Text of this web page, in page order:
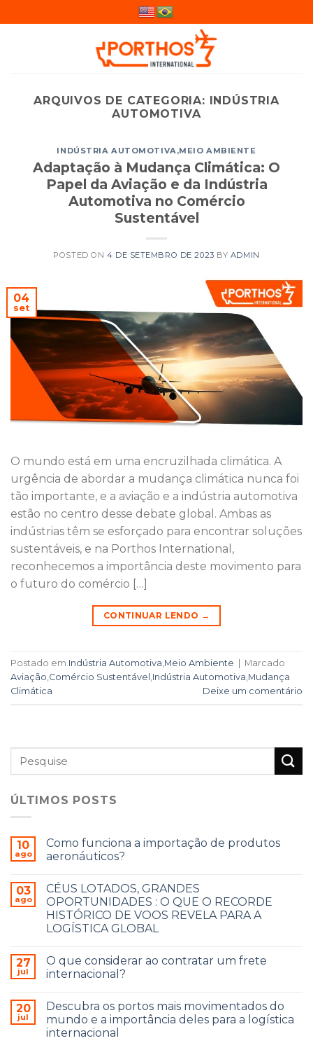
to
ARQUIVOS DE CATEGORIA: INDÚSTRIA
AUTOMOTIVA
INDÚSTRIA AUTOMOTIVA,MEIO AMBIENTE
Adaptação à Mudança Climática: O
Papel da Aviação e da Indústria
Automotiva no Comércio
Sustentável
POSTED ON 4 DE SETEMBRO DE 2023 BY ADMIN
04
set
O mundo está em uma encruzilhada climática. A
urgência de abordar a mudança climática nunca foi
tão importante, e a aviação e a indústria automotiva
estão no centro desse debate global. Ambas as
indústrias têm se esforçado para encontrar soluções
sustentáveis, e na Porthos International,
reconhecemos a importância deste movimento para
o futuro do comércio […]
CONTINUAR LENDO →
Postado em Indústria Automotiva,Meio Ambiente
Marcado
Aviação,Comércio Sustentável ,Indústria Automotiva,Mudança
Climática
Deixe um comentário
ÚLTIMOS POSTS
10
ago
Como funciona a importação de produtos
aeronáuticos?
03
ago
CÉUS LOTADOS, GRANDES
OPORTUNIDADES : O QUE O RECORDE
HISTÓRICO DE VOOS REVELA PARA A
LOGÍSTICA GLOBAL
27
jul
O que considerar ao contratar um frete
internacional?
20
jul
Descubra os portos mais movimentados do
mundo e a importância deles para a logística
internacional